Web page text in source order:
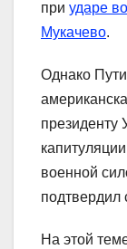
при ударе
Мукачево.
Однако
президенту
военной
подтвердил
На этой